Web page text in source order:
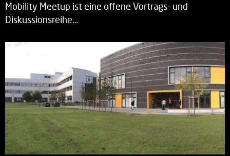
Mobility Meetup ist eine offene Vortrags- und
Diskussionsreihe…